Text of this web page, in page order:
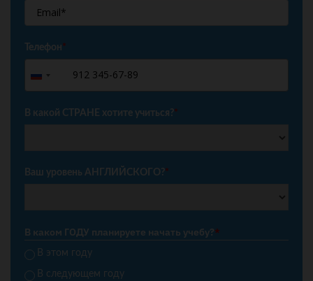
Телефон*
Russia
+7
В какой СТРАНЕ хотите учиться?*
Ваш уровень АНГЛИЙСКОГО?*
В каком ГОДУ планируете начать учебу?*
В этом году
В следующем году